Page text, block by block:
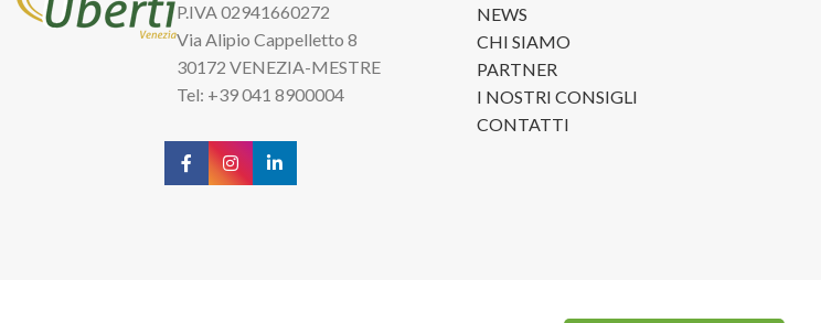
P.IVA 02941660272
Via Alipio Cappelletto 8
30172 VENEZIA-MESTRE
Tel: +39 041 8900004
NEWS
CHI SIAMO
PARTNER
I NOSTRI CONSIGLI
CONTATTI